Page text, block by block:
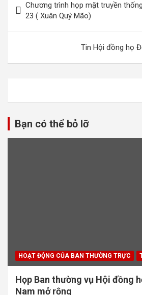
hướng
bài
Chương trình họp mặt truyền
23 ( Xuân Quý Mão)
Tin Hội đồng họ
Bạn có thể bỏ lỡ
HOẠT ĐỘNG CỦA BAN THƯỜNG TRỰC
Họp Ban thường vụ Hội đồng
Nam mở rộng